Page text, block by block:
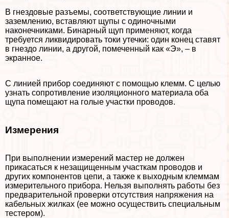
В гнездовые разъемы, соответствующие линии и
заземлению, вставляют щупы с одиночными
наконечниками. Бинарный щуп применяют, когда
требуется ликвидировать токи утечки: один конец ставят
в гнездо линии, а другой, помеченный как «Э», – в
экранное.
С линией прибор соединяют с помощью клемм. С целью
узнать сопротивление изоляционного материала оба
щупа помещают на гoлые участки проводов.
Измерения
При выполнении измерений мастер не должен
прикасаться к незащищенным участкам проводов и
других компонентов цепи, а также к выходным клеммам
измерительного прибора. Нельзя выполнять работы без
предварительной проверки отсутствия напряжения на
кабельных жилках (ее можно осуществить специальным
тестером).